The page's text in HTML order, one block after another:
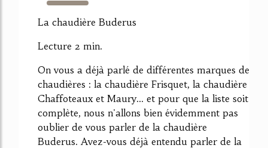
3167%
La chaudière Buderus
Lecture 2 min.
On vous a déjà parlé de différentes marques de
chaudières : la chaudière Frisquet, la chaudière
Chaffoteaux et Maury... et pour que la liste soit
complète, nous n'allons bien évidemment pas
oublier de vous parler de la chaudière
Buderus. Avez-vous déjà entendu parler de la